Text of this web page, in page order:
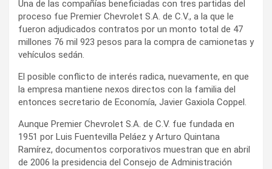
Una de las compañías beneficiadas con tres partidas del
proceso fue Premier Chevrolet S.A. de C.V., a la que le
fueron adjudicados contratos por un monto total de 47
millones 76 mil 923 pesos para la compra de camionetas y
vehículos sedán.
El posible conflicto de interés radica, nuevamente, en que
la empresa mantiene nexos directos con la familia del
entonces secretario de Economía, Javier Gaxiola Coppel.
Aunque Premier Chevrolet S.A. de C.V. fue fundada en
1951 por Luis Fuentevilla Peláez y Arturo Quintana
Ramírez, documentos corporativos muestran que en abril
de 2006 la presidencia del Consejo de Administración